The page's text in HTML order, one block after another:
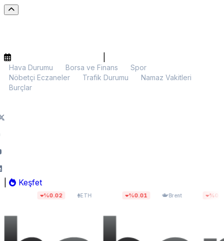
Hava Durumu Borsa ve Finans
Spor
Nöbetçi Eczaneler
Trafik Durumu
Namaz Vakitleri
Burçlar
Keşfet
ETH $1.912,09 %0.01 Brent$82,20 %0.35 BIST